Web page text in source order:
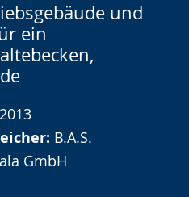
und
ein
2013
B.A.S.
GmbH